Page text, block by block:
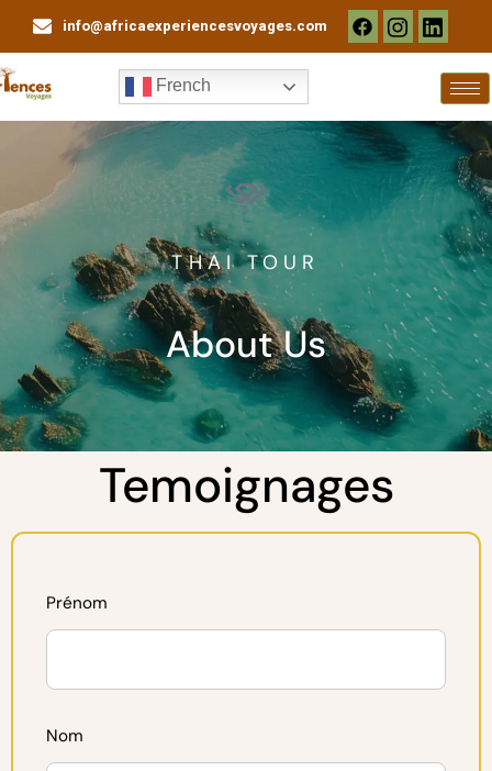
Aller
contenu
info@africaexperiencesvoyages.com
French
THAI TOUR
About Us
Temoignages
Prénom
Nom